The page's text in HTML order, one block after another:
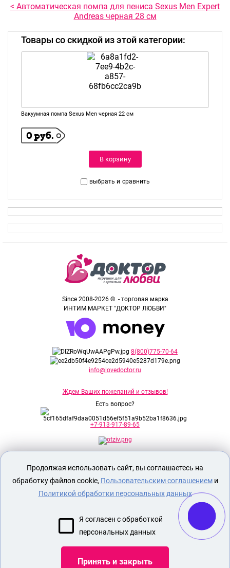
< Автоматическая помпа для пениса Sexus Men Expert
Andreas черная 28 см
Товары со скидкой из этой категории:
Вакуумная помпа Sexus Men черная 22 см
0 руб.
В корзину
выбрать и сравнить
Since 2008-2026 © - торговая марка
ИНТИМ МАРКЕТ "ДОКТОР ЛЮБВИ"
8(800)775-70-64
info@lovedoctor.ru
Ждем Ваших пожеланий и отзывов!
Есть вопрос?
+7-913-917-89-65
Секс шоп Доктор Любви
исключительно для лиц старше 18 лет!
Евразийского соответствия.
ОПЛАТА И ДОСТАВКА
СЕКС ИГРУШКИ
БДСМ
Продолжая использовать сайт, вы соглашаетесь на
обработку файлов cookie, Пользовательским соглашениеми
Политикой обработки персональных данных
Я согласен с обработкой
персональных данных
Принять и закрыть